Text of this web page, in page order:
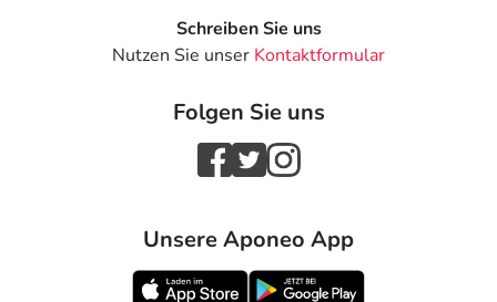
Schreiben Sie uns
Nutzen Sie unser Kontaktformular
Folgen Sie uns
Unsere Aponeo App